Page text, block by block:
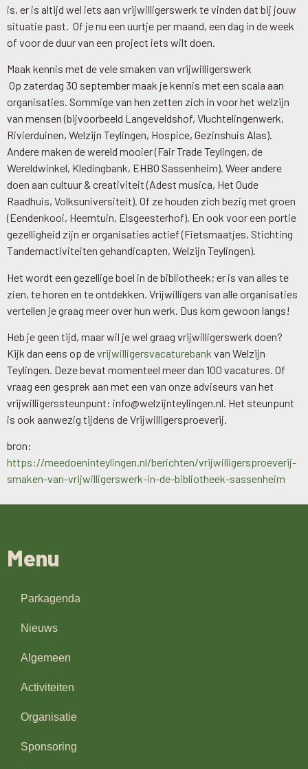
is, er is altijd wel iets aan vrijwilligerswerk te vinden dat bij jouw
situatie past. Of je nu een uurtje per maand, een dag in de week
of voor de duur van een project iets wilt doen.
Maak kennis met de vele smaken van vrijwilligerswerk
Op zaterdag 30 september maak je kennis met een scala aan
organisaties. Sommige van hen zetten zich in voor het welzijn
van mensen (bijvoorbeeld Langeveldshof, Vluchtelingenwerk,
Rivierduinen, Welzijn Teylingen, Hospice, Gezinshuis Alas).
Andere maken de wereld mooier (Fair Trade Teylingen, de
Wereldwinkel, Kledingbank, EHBO Sassenheim). Weer andere
doen aan cultuur & creativiteit (Adest musica, Het Oude
Raadhuis, Volksuniversiteit). Of ze houden zich bezig met groen
(Eendenkooi, Heemtuin, Elsgeesterhof). En ook voor een portie
gezelligheid zijn er organisaties actief (Fietsmaatjes, Stichting
Tandemactiviteiten gehandicapten, Welzijn Teylingen).
Het wordt een gezellige boel in de bibliotheek; er is van alles te
zien, te horen en te ontdekken. Vrijwilligers van alle organisaties
vertellen je graag meer over hun werk. Dus kom gewoon langs!
Heb je geen tijd, maar wil je wel graag vrijwilligerswerk doen?
Kijk dan eens op devrijwilligersvacaturebank van Welzijn
Teylingen. Deze bevat momenteel meer dan 100 vacatures. Of
vraag een gesprek aan met een van onze adviseurs van het
vrijwilligerssteunpunt: info@welzijnteylingen.nl. Het steunpunt
is ook aanwezig tijdens de Vrijwilligersproeverij.
bron:
https://meedoeninteylingen.nl/berichten/vrijwilligersproeverij-
smaken-van-vrijwilligerswerk-in-de-bibliotheek-sassenheim
Menu
Parkagenda
Nieuws
Algemeen
Activiteiten
Organisatie
Sponsoring